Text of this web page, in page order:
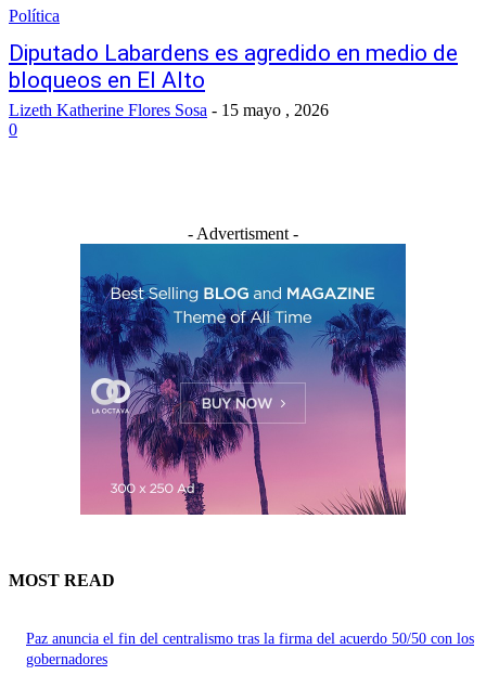
Política
Diputado Labardens es agredido en medio de
bloqueos en El Alto
Lizeth Katherine Flores Sosa - 15 mayo , 2026
0
- Advertisment -
MOST READ
Paz anuncia el fin del centralismo tras la firma del acuerdo 50/50 con los
gobernadores